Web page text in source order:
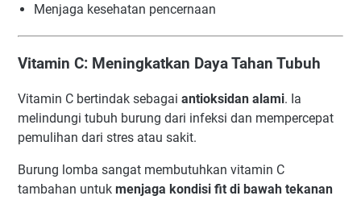
Menjaga kesehatan pencernaan
Vitamin C: Meningkatkan Daya Tahan Tubuh
Vitamin C bertindak sebagai antioksidan alami. Ia
melindungi tubuh burung dari infeksi dan mempercepat
pemulihan dari stres atau sakit.
Burung lomba sangat membutuhkan vitamin C
tambahan untuk menjaga kondisi fit di bawah tekanan